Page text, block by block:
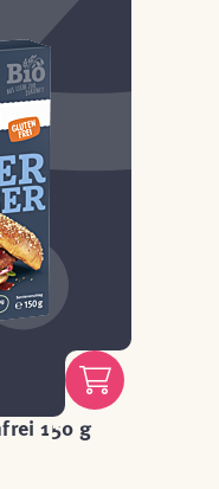
150 g